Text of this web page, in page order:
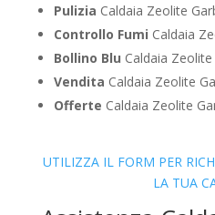
Pulizia Caldaia Zeolite
Controllo Fumi Caldaia
Bollino Blu Caldaia
Vendita Caldaia Zeolite
Offerte Caldaia Zeolite
UTILIZZA IL FORM PER
LA TUA